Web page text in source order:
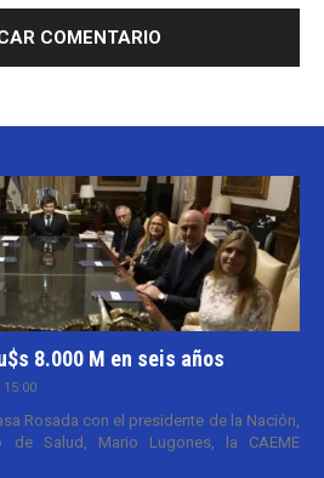
8.000 M en seis años
Rosada con el presidente de la Nación,
Salud, Mario Lugones, la CAEME